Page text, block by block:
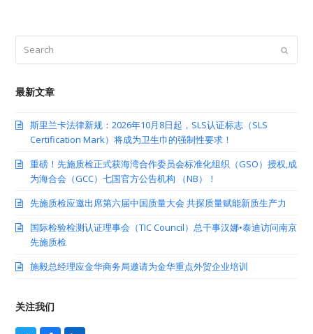
最新文章
斯里兰卡法律新规：2026年10月8日起，SLS认证标志（SLS
Certification Mark）将成为卫生巾的强制性要求！
重磅！先施质检正式获海湾合作委员会标准化组织（GSO）授权,成
为海合会（GCC）七国官方公告机构 （NB）！
先施质检应邀出席第六届中国质量大会 共探质量赋能新质生产力
国际检验检测认证理事会（TIC Council）总干事汉娜•泰迪访问南京
先施质检
施毅总经理应金华商务局邀请为金华重点外贸企业培训
关注我们